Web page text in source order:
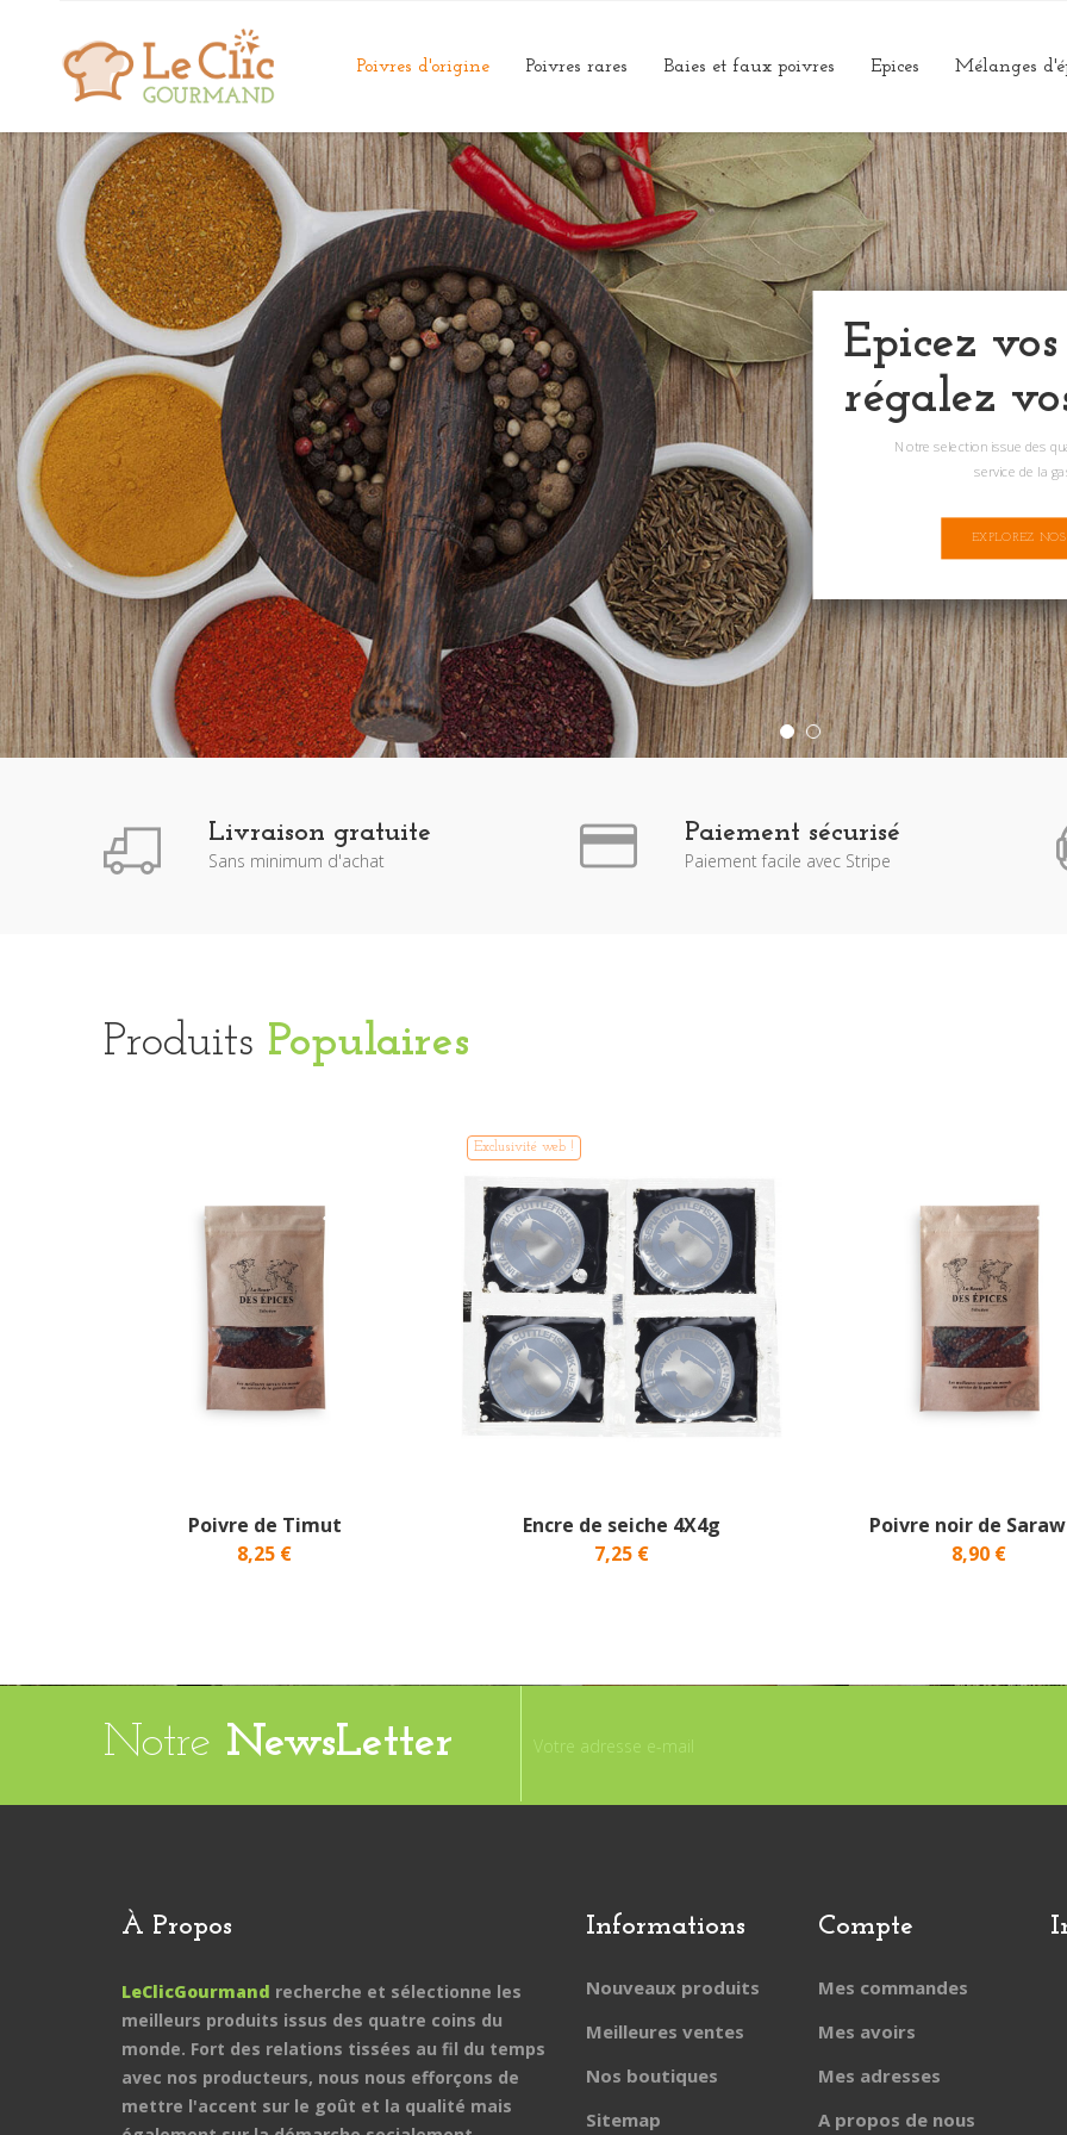
Poivres d'origine Poivres rares Baies et faux poivres Epices Mélanges
Epicez
régalez
Notre selection issue des
service de la
EXPLOREZ
Livraison gratuite
Sans minimum d'achat
Paiement sécurisé
Paiement facile avec Stripe
Produits Populaires
Poivre de Timut
8,25 €
Exclusivité web !
Encre de seiche 4X4g
7,25 €
Poivre noir de
8,90 €
Notre NewsLetter
À Propos
LeClicGourmand recherche et sélectionne les
meilleurs produits issus des quatre coins du
monde. Fort des relations tissées au fil du temps
avec nos producteurs, nous nous efforçons de
mettre l'accent sur le goût et la qualité mais
Informations
Nouveaux produits
Meilleures ventes
Nos boutiques
Sitemap
Compte
Mes commandes
Mes avoirs
Mes adresses
A propos de nous